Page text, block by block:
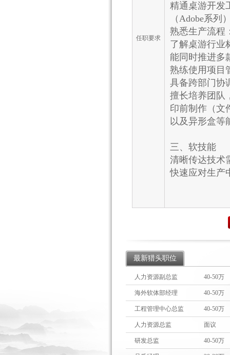
任职要求
精通桌游开发
（Adobe系
熟悉生产流程
了解桌游行业
能同时推进多
熟练使用项目
具备跨部门协
擅长培养团队
印前制作（文
以及异形盒等
三、软技能
清晰传达技术
快速应对生产
最新猎头职位
人力资源副总监 40-50万
海外软体部经理 40-50万
工程管理中心总监 40-50万
人力资源总监 面议
研发总监 40-50万